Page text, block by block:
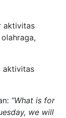
aktivitas
aktivitas
“What is for
we will